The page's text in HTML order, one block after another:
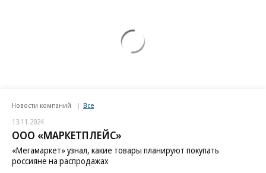
Новости компаний Все
13.11.2024
ООО «МАРКЕТПЛЕЙС»
«Мегамаркет» узнал, какие товары планируют покупать
россияне на распродажах